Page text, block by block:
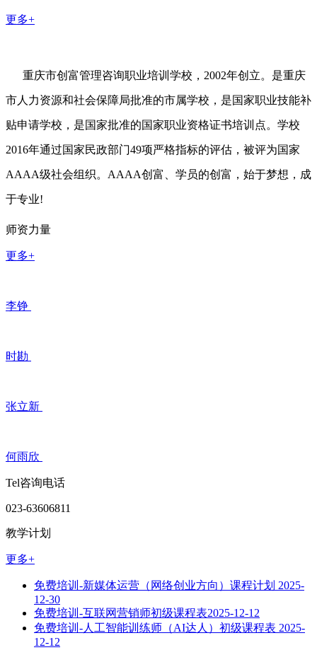
更多+
重庆市创富管理咨询职业培训学校，2002年创立。是重庆
市人力资源和社会保障局批准的市属学校，是国家职业技能补
贴申请学校，是国家批准的国家职业资格证书培训点。学校
2016年通过国家民政部门49项严格指标的评估，被评为国家
AAAA级社会组织。AAAA创富、学员的创富，始于梦想，成
于专业!
师资力量
更多+
李铮
时勘
张立新
何雨欣
Tel咨询电话
023-63606811
教学计划
更多+
免费培训-新媒体运营（网络创业方向）课程计划 2025-
12-30
免费培训-互联网营销师初级课程表​2025-12-12
免费培训-人工智能训练师（AI达人）初级课程表 2025-
12-12